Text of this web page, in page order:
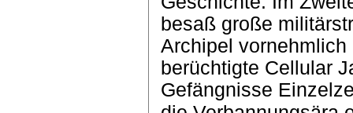
besaß große
Archipel
berüchtigte Cellular
Gefängnisse